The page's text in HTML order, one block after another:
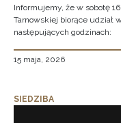
Informujemy, że w sobotę
Tarnowskiej biorące udział
następujących godzinach:
15 maja, 2026
SIEDZIBA